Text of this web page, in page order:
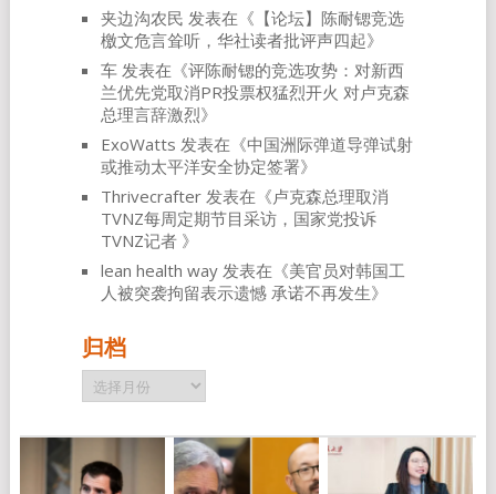
夹边沟农民 发表在《 【论坛】陈耐锶竞选
檄文危言耸听，华社读者批评声四起》
车发表在《评陈耐锶的竞选攻势：对新西
兰优先党取消PR投票权猛烈开火 对卢克森
总理言辞激烈》
ExoWatts 发表在《中国洲际弹道导弹试射
或推动太平洋安全协定签署》
Thrivecrafter发表在《卢克森总理取消
TVNZ每周定期节目采访，国家党投诉
TVNZ记者 》
lean health way发表在《美官员对韩国工
人被突袭拘留表示遗憾 承诺不再发生》
归档
归
档